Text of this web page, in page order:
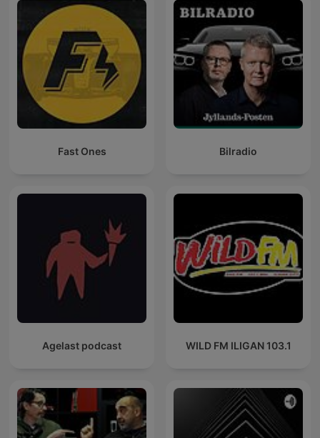
Fast Ones Bilradio
Agelast podcast WILD FM ILIGAN 103.1